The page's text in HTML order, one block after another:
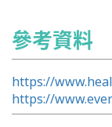
參考資料
https://
https://